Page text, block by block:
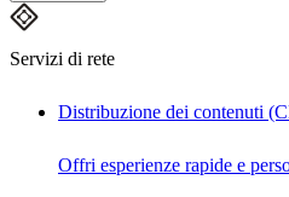
Servizi di rete
Distribuzione dei contenuti
Offri esperienze rapide e